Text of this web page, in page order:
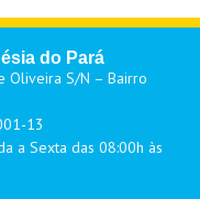
do Pará
Oliveira S/N – Bairro
13
a Sexta das 08:00h às